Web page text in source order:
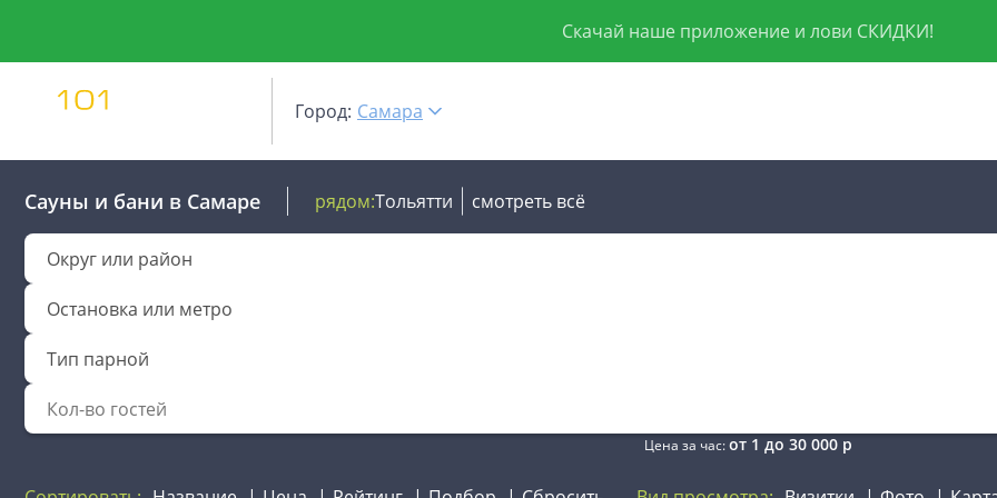
Скачай наше приложение и лови СКИДКИ!
Город: Самара
Сауны и бани в Самаре рядом:Тольятти смотреть всё
Округ или район
Остановка или метро
Тип парной
Цена за час:от 1 до 30 000р